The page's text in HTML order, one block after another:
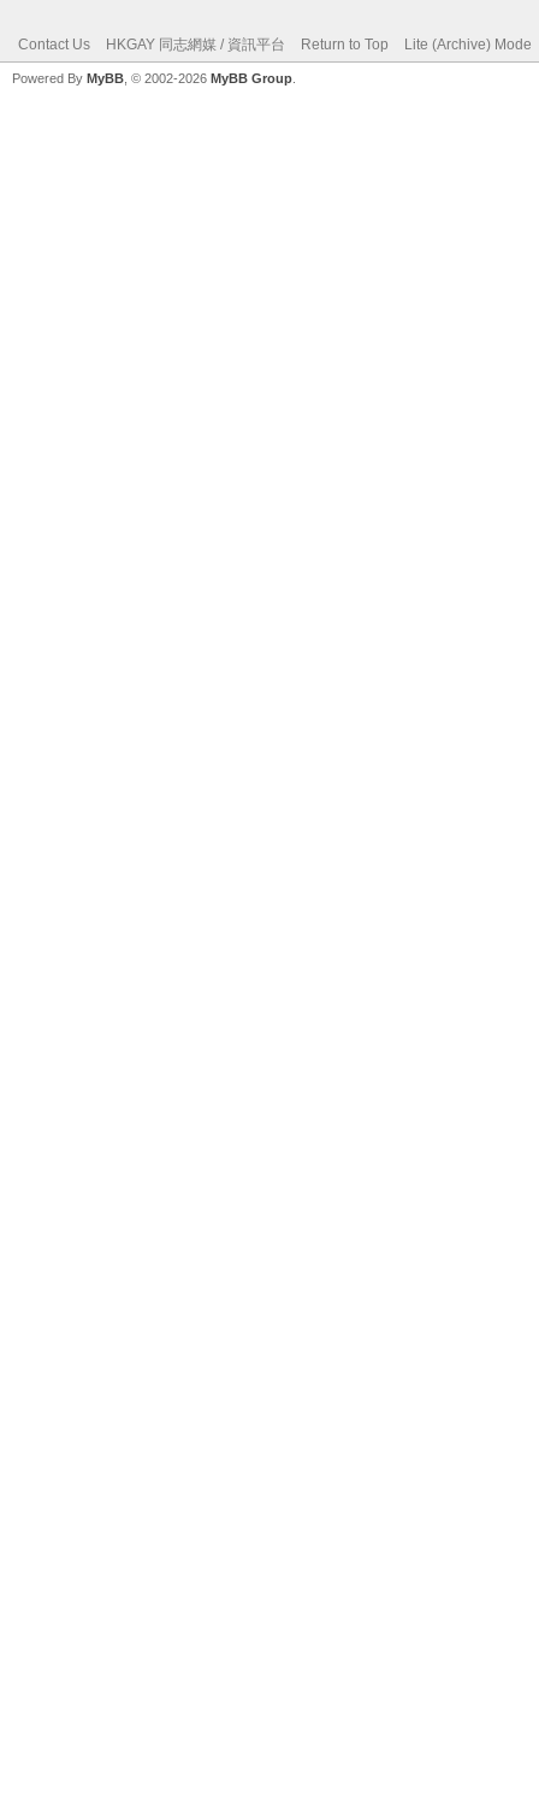
Contact Us HKGAY 同志網媒 / 資訊平台 Return to Top Lite (Archive) Mode
Powered By MyBB , © 2002-2026 MyBB Group